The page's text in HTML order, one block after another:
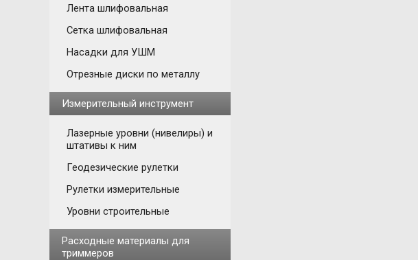
Лента шлифовальная
Сетка шлифовальная
Насадки для УШМ
Отрезные диски по металлу
Измерительный инструмент
Лазерные уровни (нивелиры) и
штативы к ним
Геодезические рулетки
Рулетки измерительные
Уровни строительные
Расходные материалы для
триммеров